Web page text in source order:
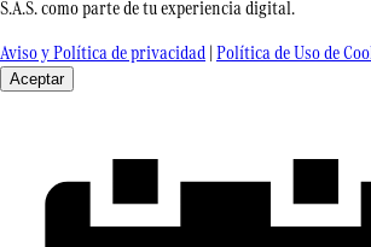
S.A.S. como parte de tu experiencia digital.
Aviso y Política de privacidad|Política de Uso de
Aceptar